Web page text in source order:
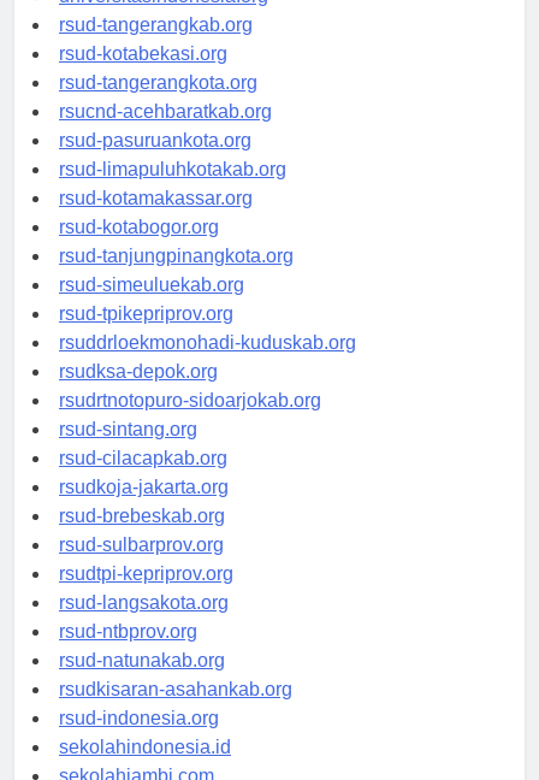
universitasindonesia.org
rsud-tangerangkab.org
rsud-kotabekasi.org
rsud-tangerangkota.org
rsucnd-acehbaratkab.org
rsud-pasuruankota.org
rsud-limapuluhkotakab.org
rsud-kotamakassar.org
rsud-kotabogor.org
rsud-tanjungpinangkota.org
rsud-simeuluekab.org
rsud-tpikepriprov.org
rsuddrloekmonohadi-kuduskab.org
rsudksa-depok.org
rsudrtnotopuro-sidoarjokab.org
rsud-sintang.org
rsud-cilacapkab.org
rsudkoja-jakarta.org
rsud-brebeskab.org
rsud-sulbarprov.org
rsudtpi-kepriprov.org
rsud-langsakota.org
rsud-ntbprov.org
rsud-natunakab.org
rsudkisaran-asahankab.org
rsud-indonesia.org
sekolahindonesia.id